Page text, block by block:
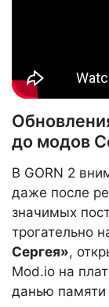
до модов
В GORN 2
даже после
значимых
трогательно
Сергея»,
Mod.io на
данью памяти